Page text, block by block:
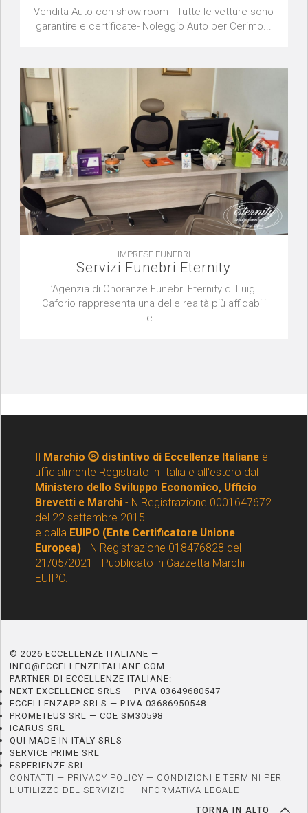
Vendita Auto con show-room - Tutte le vetture sono
garantire e certificate- Noleggio Auto per Cerimo...
IMPRESE FUNEBRI
Servizi Funebri Eternity
’Agenzia di Onoranze Funebri Eternity di Luigi
Caforio rappresenta una delle realtà più affidabili
e...
Il Marchio distintivo di Eccellenze Italianeè
ufficialmente Registrato in Italia e all'estero dal
Ministero dello Sviluppo Economico, Ufficio
Brevetti e Marchi - N.Registrazione 0001647672
del 22 settembre 2015
e dalla EUIPO (Ente Certificatore Unione
Europea) - N Registrazione 018476828 del
21/05/2021 - Pubblicato in Gazzetta Marchi
EUIPO.
© 2026 ECCELLENZE ITALIANE —
INFO@ECCELLENZEITALIANE.COM
PARTNER DI ECCELLENZE ITALIANE:
NEXT EXCELLENCE SRLS — P.IVA 03649680547
ECCELLENZAPP SRLS — P.IVA 03686950548
PROMETEUS SRL — COE SM30598
ICARUS SRL
QUI MADE IN ITALY SRLS
SERVICE PRIME SRL
ESPERIENZE SRL
CONTATTI — PRIVACY POLICY — CONDIZIONI E TERMINI PER
L’UTILIZZO DEL SERVIZIO — INFORMATIVA LEGALE
TORNA IN ALTO